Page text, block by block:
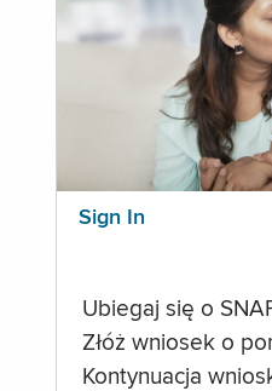
Sign In
Ubiegaj się o
Złóż wniosek o
Kontynuacja